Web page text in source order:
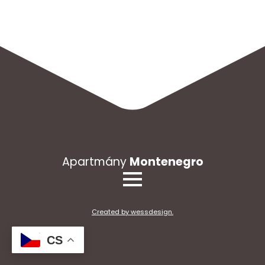
Apartmány Montenegro
Created by wessdesign.
CS